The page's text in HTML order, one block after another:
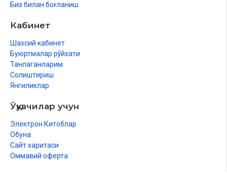
Биз билан боғланиш
Кабинет
Шахсий кабинет
Буюртмалар рўйхати
Танлаганларим
Солиштириш
Янгиликлар
Ўқувчилар учун
Электрон Китоблар
Обуна
Сайт харитаси
Оммавий оферта